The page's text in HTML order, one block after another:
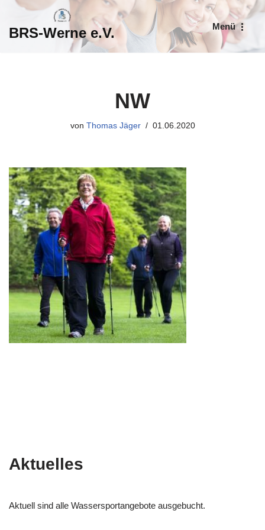
Zum
BRS-Werne e.V. Menü
NW
von Thomas Jäger 01.06.2020
Aktuelles
Aktuell sind alle Wassersportangebote ausgebucht.